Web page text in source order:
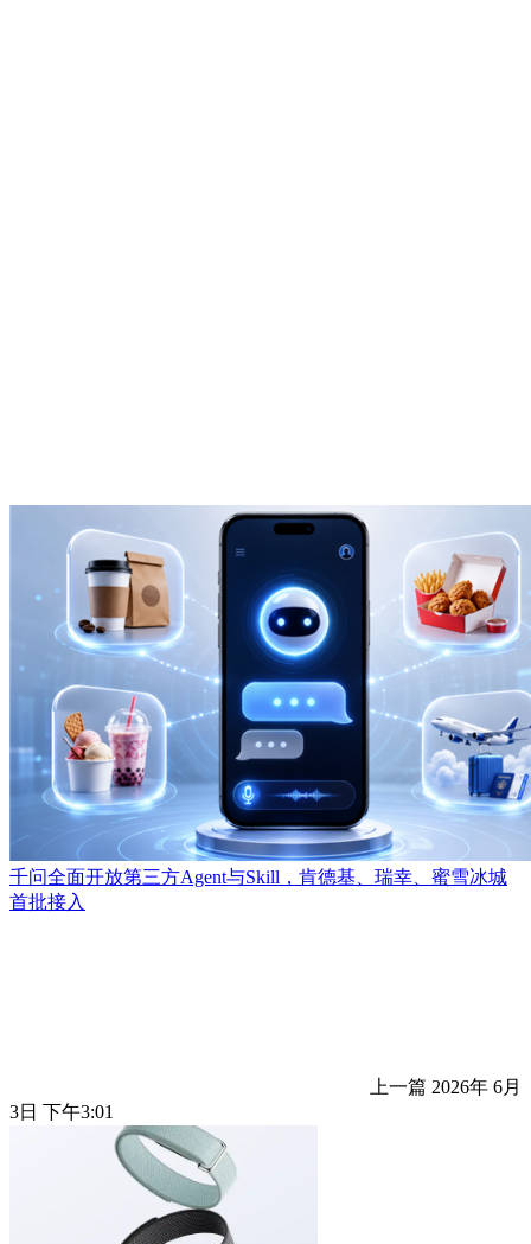
千问全面开放第三方Agent与Skill，肯德基、瑞幸、蜜雪冰城
首批接入
上一篇 2026年 6月
3日 下午3:01